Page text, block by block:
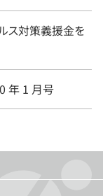
ス対策義援金を
年 1 月号